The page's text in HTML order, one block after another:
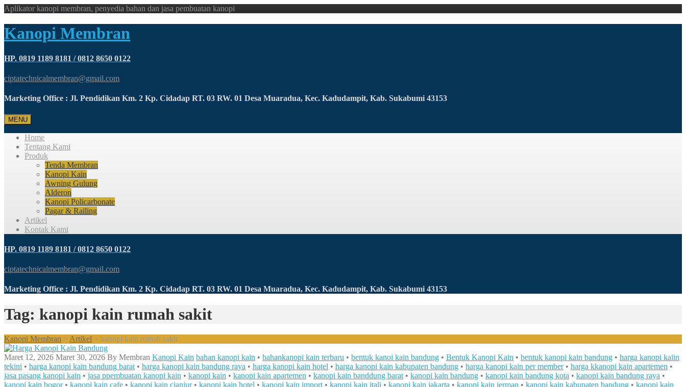
Aplikator kanopi membran, penyedia bahan dan jasa pembuatan kanopi
Kanopi Membran
HP. 0819 1189 8181 / 0812 8650 0122
ciptatechnicalmembran@gmail.com
Marketing Office : Jl. Pendidikan Km. 2 Kp. Cidadap RT. 03 RW. 01 Desa Muaradua, Kec. Kadudampit, Kab. Sukabumi 43153
MENU
Home
Tentang Kami
Produk
Tenda Membran
Kanopi Kain
Awning Gulung
Alderon
Kanopi Policarbonate
Pagar & Railing
Artikel
Kontak Kami
HP. 0819 1189 8181 / 0812 8650 0122
ciptatechnicalmembran@gmail.com
Marketing Office : Jl. Pendidikan Km. 2 Kp. Cidadap RT. 03 RW. 01 Desa Muaradua, Kec. Kadudampit, Kab. Sukabumi 43153
Tag: kanopi kain rumah sakit
Kanopi Membran > Artikel > kanopi kain rumah sakit
Maret 12, 2026 Maret 30, 2026 By Membran Kanopi Kain bahan kanopi kain • bahankanopi kain terbaru • bentuk kanoi kain bandung • Bentuk Kanopi Kain • bentuk kanopi kain bandung • harga kanopi kaiin
tekini • harga kanopi kain bandung barat • harga kanopi kain bandung raya • harga kanopi kain hotel • harga kanopi kain kabupaten bandung • harga kanopi kain per member• harga kkanopi kain apartemen •
jasa pasang kanopi kain • jasa ppembuatan kanopi kain • kanopi kain • kanopi kain apartemen • kanopi kain banddung barat • kanopi kain bandung • kanopi kain bandung kota • kanopi kain bandung raya •
kanopi kain bogor• kanopi kain cafe • kanopi kain cianjur• kanopi kain hotel • kanopi kain import • kanopi kain itali • kanopi kain jakarta • kanopi kain jerman • kanopi kain kabupaten bandung • kanopi kain